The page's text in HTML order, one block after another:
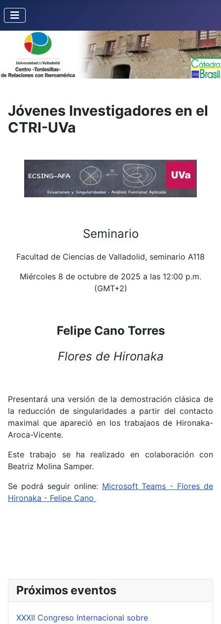
Jóvenes Investigadores en el
CTRI-UVa
Seminario
Facultad de Ciencias de Valladolid, seminario A118
Miércoles 8 de octubre de 2025 a las 12:00 p.m.
(GMT+2)
Felipe Cano Torres
Flores de Hironaka
Presentará una versión de la demostración clásica de
la reducción de singularidades a partir del contacto
maximal que apareció en los trabajaos de Hironaka-
Aroca-Vicente.
Este trabajo se ha realizado en colaboración con
Beatriz Molina Samper.
Se podrá seguir online: Microsoft Teams - Flores de
Hironaka - Felipe Cano
Próximos eventos
XXXII Congreso Internacional sobre